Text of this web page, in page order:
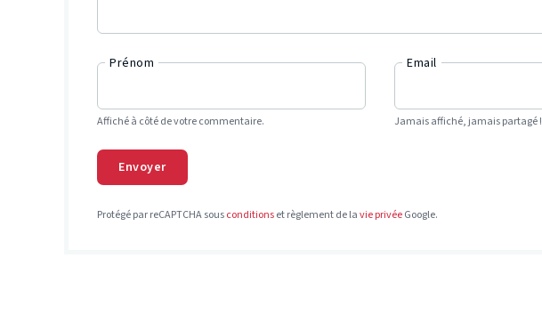
Prénom
Affiché à côté de votre commentaire.
Email
Jamais affiché, jamais partagé !
Envoyer
Protégé par reCAPTCHA sousconditionset règlement de lavie privéeGoogle.